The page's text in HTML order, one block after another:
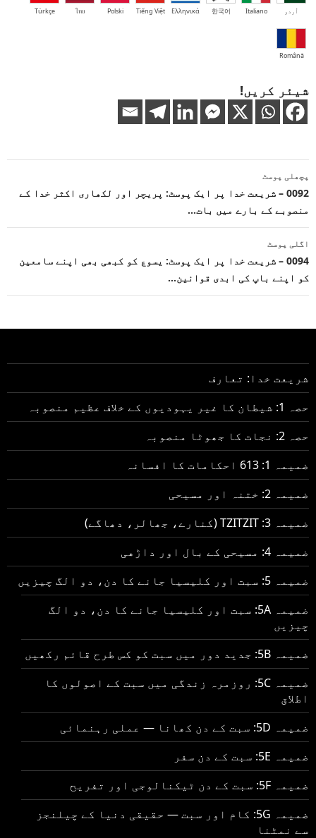
اُردو Italiano
한국어
Ελληνικά
Tiếng Việt
Polski
ไทย
Türkçe
Română
شیئر کریں!
پوسٹوں
کی
نیویگیشن
پچھلی پوسٹ
0092 – شریعت خدا پر ایک پوسٹ: پریچر اور لکھاری اکثر خدا کے
منصوبے کے بارے میں بات…
اگلی پوسٹ
0094 – شریعت خدا پر ایک پوسٹ: یسوع کو کبھی بھی اپنے سامعین
کو اپنے باپ کی ابدی قوانین…
شریعت خدا: تعارف
حصہ 1: شیطان کا غیر یہودیوں کے خلاف عظیم منصوبہ
حصہ 2: نجات کا جھوٹا منصوبہ
ضمیمہ 1: 613 احکامات کا افسانہ
ضمیمہ 2: ختنہ اور مسیحی
ضمیمہ 3: TZITZIT (کنارے، جھالر، دھاگے)
ضمیمہ 4: مسیحی کے بال اور داڑھی
ضمیمہ 5: سبت اور کلیسیا جانے کا دن، دو الگ چیزیں
ضمیمہ 5A: سبت اور کلیسیا جانے کا دن، دو الگ
چیزیں
ضمیمہ 5B: جدید دور میں سبت کو کس طرح قائم رکھیں
ضمیمہ 5C: روزمرہ زندگی میں سبت کے اصولوں کا
اطلاق
ضمیمہ 5D: سبت کے دن کھانا — عملی رہنمائی
ضمیمہ 5E: سبت کے دن سفر
ضمیمہ 5F: سبت کے دن ٹیکنالوجی اور تفریح
ضمیمہ 5G: کام اور سبت — حقیقی دنیا کے چیلنجز
سے نمٹنا